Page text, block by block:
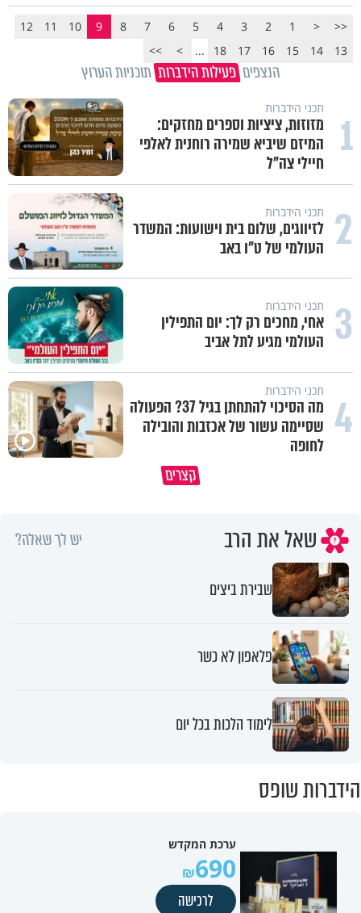
<<
<
1
2
3
4
5
6
7
8
9
10
11
12
13
14
15
16
17
18
...
>
>>
הנצפים פעילות הידברות תוכניות הערוץ
1 תכני הידברות
מזוזות, ציציות וספרים מחזקים:
המיזם שיביא שמירה רוחנית לאלפי
חיילי צה"ל
2 תכני הידברות
לזיווגים, שלום בית וישועות: המשדר
העולמי של ט"ו באב
3 תכני הידברות
אחי, מחכים רק לך: יום התפילין
העולמי מגיע לתל אביב
4 תכני הידברות
מה הסיכוי להתחתן בגיל 37? הפעולה
שסיימה עשור של אכזבות והובילה
לחופה
קצרים
סגולה שתעזור לכם למתן את הריבים
"אנחנו מאמינים שהיימנוט
שאל את הרב יש לך שאלה?
שבירת ביצים
פלאפון לא כשר
לימוד הלכות בכל יום
הידברות שופס
ערכת המקדש
690
לרכישה